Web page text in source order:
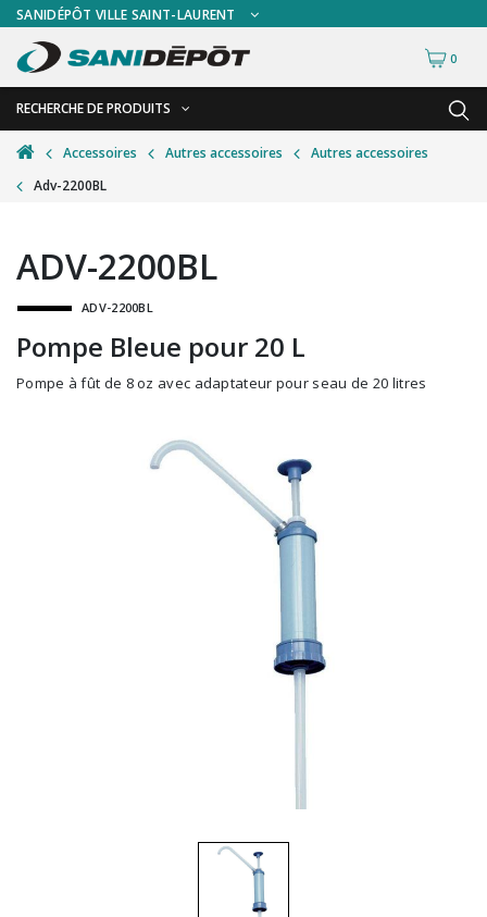
SANIDÉPÔT VILLE SAINT-LAURENT
0
RECHERCHE DE PRODUITS
RETOUR
Accessoires de sécurité
Accessoires pour le lavage de mur
Accessoires pour salles de bain
Alimentaire
Autres accessoires
Bouteilles et vaporisateurs
Grattoirs, moutons et racloirs pour vitres/planchers
Tampons, porte-tampons et manches
RETOUR
Gants
Plexiglas
Signalisations
Test de diagnostic
Thermomètre
Accessoires Autres accessoires
Autres accessoires
Adv-2200BL
ADV-2200BL
ADV-2200BL
Pompe Bleue pour 20 L
Pompe à fût de 8 oz avec adaptateur pour seau de 20 litres